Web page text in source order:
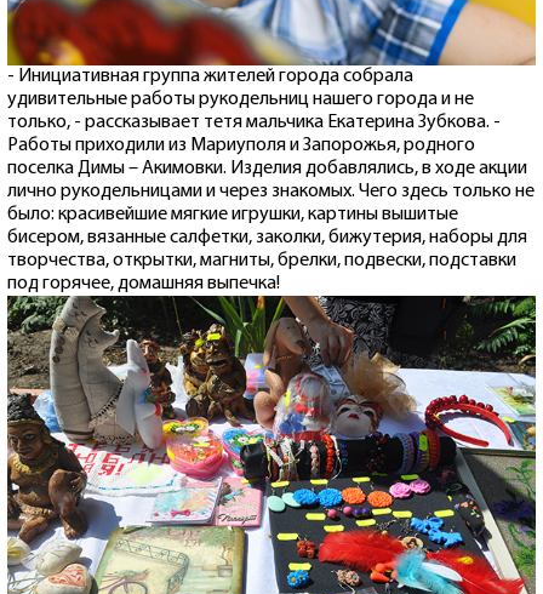
- Инициативная группа жителей города собрала
удивительные работы рукодельниц нашего города и не
только, - рассказывает тетя мальчика Екатерина Зубкова. -
Работы приходили из Мариуполя и Запорожья, родного
поселка Димы – Акимовки. Изделия добавлялись, в ходе акции
лично рукодельницами и через знакомых. Чего здесь только не
было: красивейшие мягкие игрушки, картины вышитые
бисером, вязанные салфетки, заколки, бижутерия, наборы для
творчества, открытки, магниты, брелки, подвески, подставки
под горячее, домашняя выпечка!